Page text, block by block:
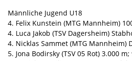
Männliche Jugend U18
4. Felix Kunstein (MTG Mannheim)
4. Luca Jakob (TSV Dagersheim)
4. Nicklas Sammet (MTG Mannheim)
5. Jona Bodirsky (TSV 05 Rot) 3.000